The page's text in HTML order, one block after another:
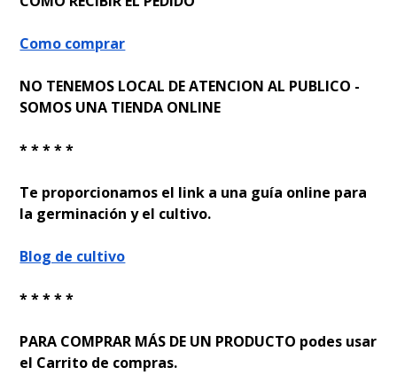
Como comprar
NO TENEMOS LOCAL DE ATENCION AL PUBLICO -
SOMOS UNA TIENDA ONLINE
* * * * *
Te proporcionamos el link a una guía online para
la germinación y el cultivo.
Blog de cultivo
* * * * *
PARA COMPRAR MÁS DE UN PRODUCTO podes usar
el Carrito de compras.